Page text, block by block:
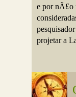
e por nÃ£o
projetar a